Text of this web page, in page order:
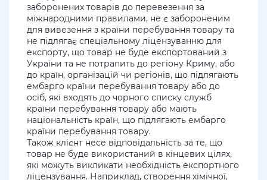
заборонених товарів до перевезення за
міжнародними правилами, не є забороненим
для вивезення з країни перебування товару та
не підлягає спеціальному ліцензуванню для
експорту, що товар не буде експортований з
України та не потрапить до регіону Криму, або
до країн, організацій чи регіонів, що підлягають
ембарго країни перебування товару або до
осіб, які входять до чорного списку служб
країни перебування товару або мають
національність країн, що підлягають ембарго
країни перебування товару.
Також клієнт несе відповідальність за те, що
товар не буде використаний в кінцевих цілях,
які можуть викликати необхідність експортного
ліцензування. Наприклад, створення хімічної,